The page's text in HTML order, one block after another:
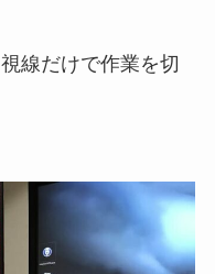
線だけで作業を切